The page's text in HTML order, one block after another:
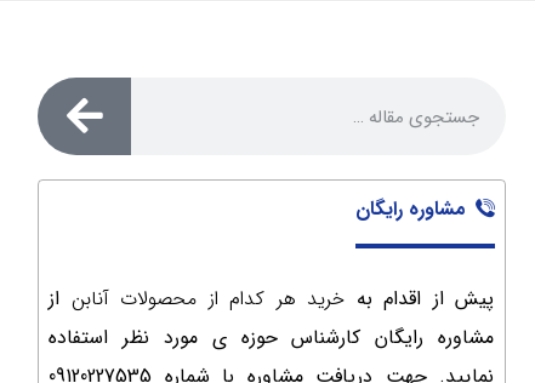
مشاوره رایگان
پیش از اقدام به خرید هر کدام از محصولات آنابن از
مشاوره رایگان کارشناس حوزه ی مورد نظر استفاده
نمایید. جهت دریافت مشاوره با شماره 09120227535